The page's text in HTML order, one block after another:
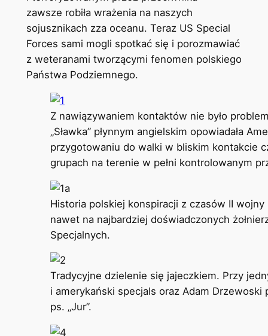
zawsze robiła wrażenia na naszych
sojusznikach zza oceanu. Teraz US Special
Forces sami mogli spotkać się i porozmawiać
z weteranami tworzącymi fenomen polskiego
Państwa Podziemnego.
Z nawiązywaniem kontaktów nie było
„Sławka” płynnym angielskim opowiadała
przygotowaniu do walki w bliskim kontakcie
grupach na terenie w pełni kontrolowanym
Historia polskiej konspiracji z czasów II
nawet na najbardziej doświadczonych
Specjalnych.
Tradycyjne dzielenie się jajeczkiem. Przy
i amerykański specjals oraz Adam Drzewoski
ps. „Jur”.